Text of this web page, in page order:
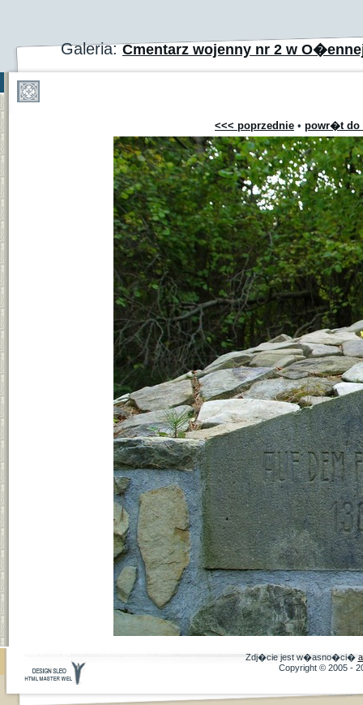
Galeria:Cmentarz wojenny nr 2 w
<<< poprzednie • powr�t do
Zdj�cie jest w�asno�ci�
Copyright © 2005 -